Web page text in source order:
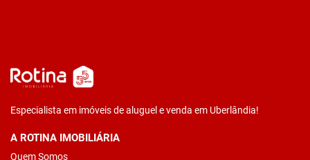
Especialista em imóveis de aluguel e venda em Uberlândia!
A ROTINA IMOBILIÁRIA
Quem Somos